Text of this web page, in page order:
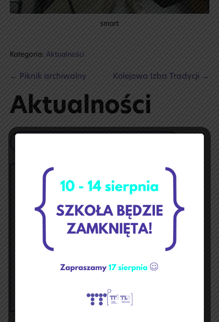
Aktualności
Szukaj
czerwiec 2024
w ś c p s
n
1
2
5 6 7
26 27 28 29 30
« maj lip »
smart
Kategoria: Aktualności
Post
← Piknik archiwalny Kolejowa Izba Tradycji →